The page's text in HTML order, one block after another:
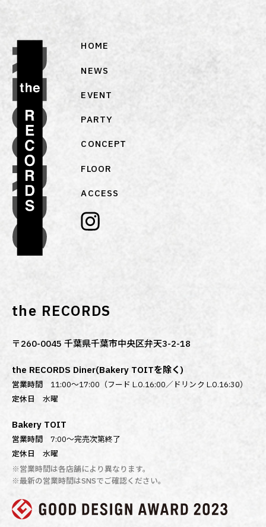
HOME
NEWS
EVENT
PARTY
CONCEPT
FLOOR
ACCESS
the RECORDS
〒260-0045 千葉県千葉市中央区弁天3-2-18
the RECORDS Diner(Bakery TOITを除く)
営業時間 11:00～17:00（フード L.O.16:00／ドリンク L.O.16:30）
定休日水曜
Bakery TOIT
営業時間7:00〜完売次第終了
定休日水曜
※営業時間は各店舗により異なります。
※最新の営業時間はSNSでご確認ください。